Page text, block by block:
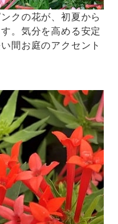
クの花が、初夏から
。気分を高める安定
間お庭のアクセント